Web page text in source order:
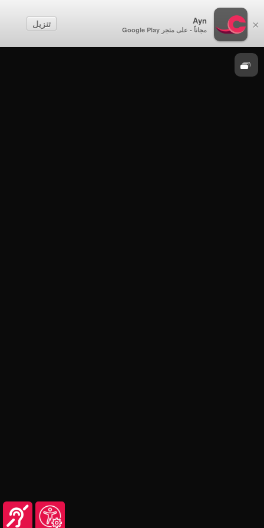
×
Ayn
مجاناً - على متجر Google Play
تنزيل نغم